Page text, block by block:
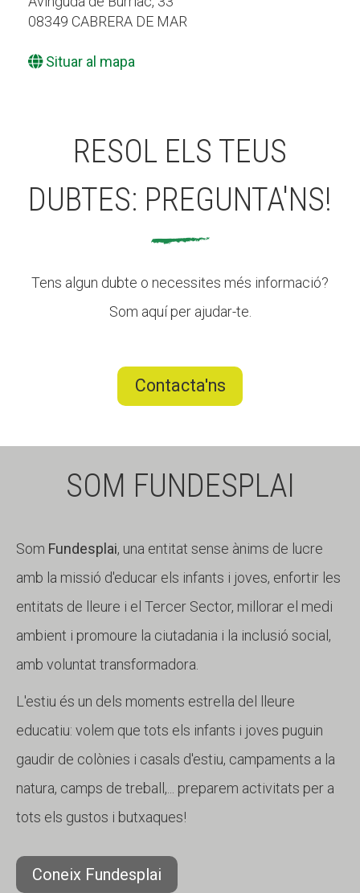
08349 CABRERA DE MAR
Situar al mapa
RESOL ELS TEUS
DUBTES: PREGUNTA'NS!
Tens algun dubte o necessites més informació?
Som aquí per ajudar-te.
Contacta'ns
SOM FUNDESPLAI
Som Fundesplai, una entitat sense ànims de lucre
amb la missió d'educar els infants i joves, enfortir les
entitats de lleure i el Tercer Sector, millorar el medi
ambient i promoure la ciutadania i la inclusió social,
amb voluntat transformadora.
L'estiu és un dels moments estrella del lleure
educatiu: volem que tots els infants i joves puguin
gaudir de colònies i casals d'estiu, campaments a la
natura, camps de treball,... preparem activitats per a
tots els gustos i butxaques!
Coneix Fundesplai